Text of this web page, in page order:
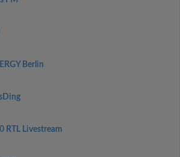
Berlin
RTL Livestream